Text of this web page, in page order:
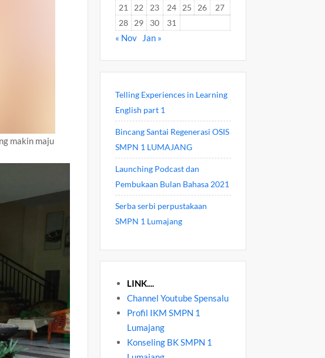
makin maju
21
22 23 24 25 26
27
28
29 30 31
« Nov Jan »
Telling Experiences in Learning
English part 1
Bincang Santai Regenerasi OSIS
SMPN 1 LUMAJANG
Launching Podcast dan
Pembukaan Bulan Bahasa 2021
Serba serbi perpustakaan
SMPN 1 Lumajang
LINK....
Channel Youtube Spensalu
Profil IKM SMPN 1
Lumajang
Konseling BK SMPN 1